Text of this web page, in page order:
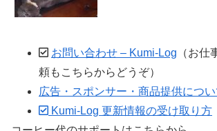
お問い合わせ – Kumi-Log （お仕
頼もこちらからどうぞ）
広告・スポンサー・商品提供につい
Kumi-Log 更新情報の受け取り方